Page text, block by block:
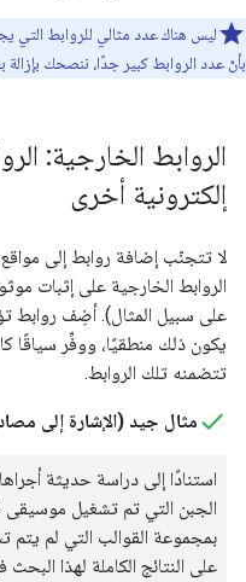
ليس هناك عدد مثالي للروابط التي
بأنّ عدد الروابط كبير جدًا، ننصحك بإزالة
الروابط الخارجية:
إلكترونية أخرى
لا تتجنّب إضافة روابط إلى
الروابط الخارجية على إثبات
على سبيل المثال). أضِف روابط
يكون ذلك منطقيًا، ووفِّر سياقًا
تتضمنه تلك الروابط.
مثال جيد (الإشارة إلى
استنادًا إلى دراسة حديثة
الجبن التي تم تشغيل موسيقى
بمجموعة القوالب التي لم يتم
على النتائج الكاملة لهذا